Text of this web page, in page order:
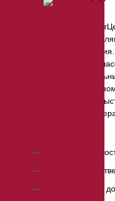
Компания
ведущими
и весового
своих клиентов
проведения
Выбранный Вами
другая позиция будут
указанному адресу.
регулярные
наличие
продуманная